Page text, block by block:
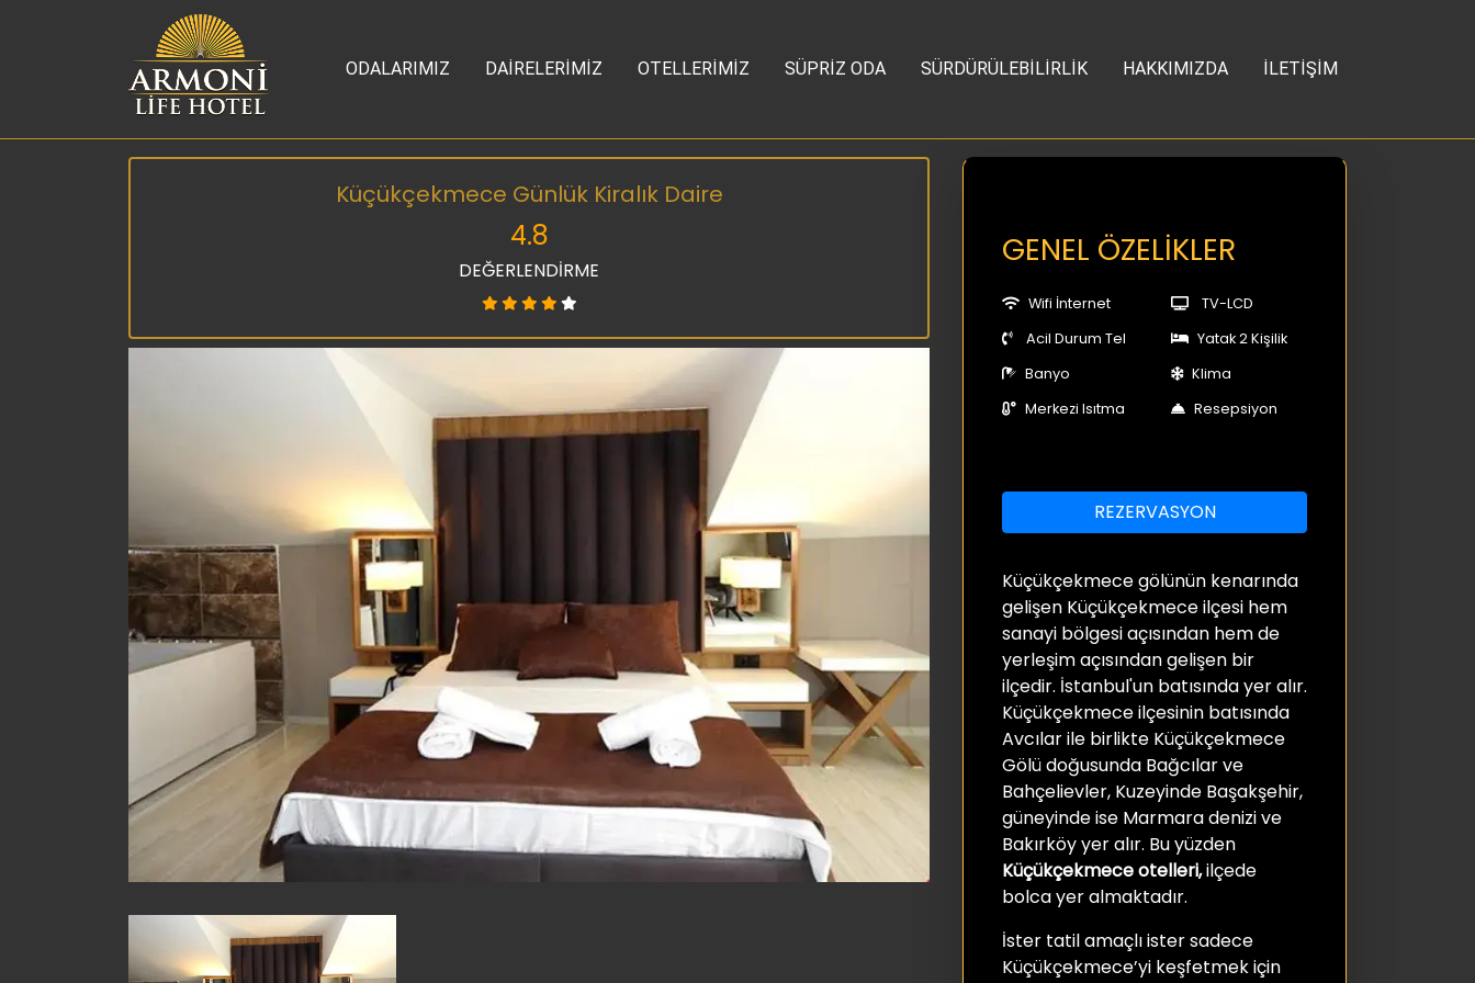
ODALARIMIZ DAİRELERİMİZ OTELLERİMİZ SÜPRİZ ODA SÜRDÜRÜLEBİLİRLİK HAKKIMIZDA İLETİŞİM
Küçükçekmece Günlük Kiralık Daire
4.8
DEĞERLENDİRME GENEL ÖZELİKLER
Wifi İnternet
TV-LCD
Acil Durum Tel
Yatak 2 Kişilik
Banyo
Klima
Merkezi Isıtma
Resepsiyon
REZERVASYON
Küçükçekmece gölünün kenarında
gelişen Küçükçekmece ilçesi hem
sanayi bölgesi açısından hem de
yerleşim açısından gelişen bir
ilçedir. İstanbul'un batısında yer alır.
Küçükçekmece ilçesinin batısında
Avcılar ile birlikte Küçükçekmece
Gölü doğusunda Bağcılar ve
Bahçelievler, Kuzeyinde Başakşehir,
güneyinde ise Marmara denizi ve
Bakırköy yer alır. Bu yüzden
Küçükçekmece otelleri,ilçede
bolca yer almaktadır.
İster tatil amaçlı ister sadece
Küçükçekmece’yi keşfetmek için